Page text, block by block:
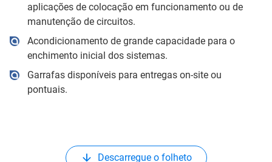
aplicações de colocação em funcionamento ou de
manutenção de circuitos.
Acondicionamento de grande capacidade para o
enchimento inicial dos sistemas.
Garrafas disponíveis para entregas on-site ou
pontuais.
Descarregue o folheto